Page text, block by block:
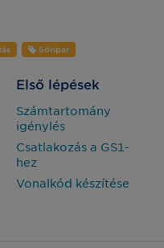
Söripar
Első lépések
Számtartomány
igénylés
Csatlakozás a GS1-
hez
Vonalkód készítése